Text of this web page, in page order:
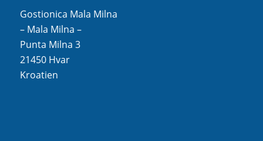
Gostionica Mala Milna
– Mala Milna –
Punta Milna 3
21450 Hvar
Kroatien